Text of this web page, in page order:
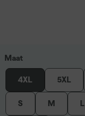
Maat
4XL 5XL
S M L